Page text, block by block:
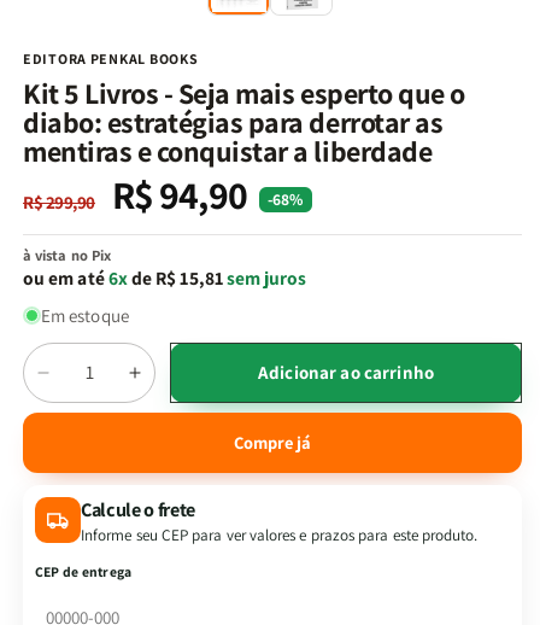
EDITORA PENKAL BOOKS
Kit 5 Livros - Seja mais esperto que o
diabo: estratégias para derrotar as
mentiras e conquistar a liberdade
Preço
normal
R$ 299,90
Preço
promocional
R$ 94,90 -68%
à vista no Pix
ou em até6xde R$ 15,81sem juros
Em estoque
Quantidade
Diminuir
a
Kit
5
Livros
mais
Aumentar
a
quantidade
Kit
5
Livros
Adicionar ao carrinho
Compre já
Calcule o frete
Informe seu CEP para ver valores e prazos para este produto.
CEP de entrega